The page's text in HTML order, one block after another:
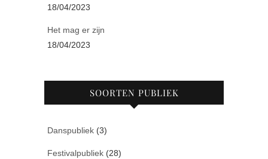
18/04/2023
Het mag er zijn
18/04/2023
SOORTEN PUBLIEK
Danspubliek (3)
Festivalpubliek (28)